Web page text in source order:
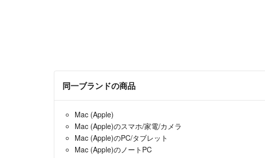
同一ブランドの商品
Mac (Apple)
Mac (Apple)のスマホ/家電/カメラ
Mac (Apple)のPC/タブレット
Mac (Apple)のノートPC